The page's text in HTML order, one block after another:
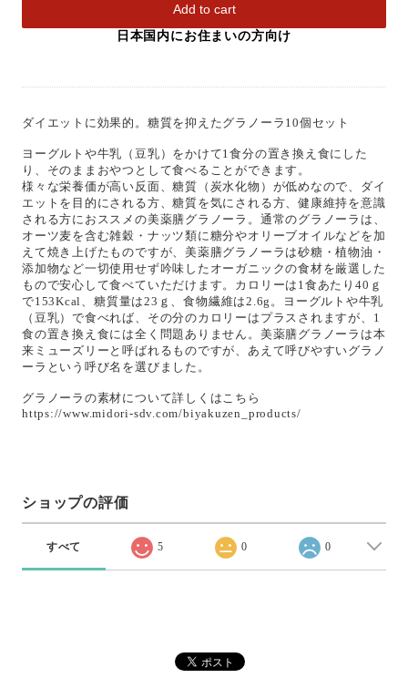
Add to cart
日本国内にお住まいの方向け
ダイエットに効果的。糖質を抑えたグラノーラ10個セット
ヨーグルトや牛乳（豆乳）をかけて1食分の置き換え食にした
り、そのままおやつとして食べることができます。
様々な栄養価が高い反面、糖質（炭水化物）が低めなので、ダイ
エットを目的にされる方、糖質を気にされる方、健康維持を意識
される方におススメの美薬膳グラノーラ。通常のグラノーラは、
オーツ麦を含む雑穀・ナッツ類に糖分やオリーブオイルなどを加
えて焼き上げたものですが、美薬膳グラノーラは砂糖・植物油・
添加物など一切使用せず吟味したオーガニックの食材を厳選した
もので安心して食べていただけます。カロリーは1食あたり40ｇ
で153Kcal、糖質量は23ｇ、食物繊維は2.6g。ヨーグルトや牛乳
（豆乳）で食べれば、その分のカロリーはプラスされますが、1
食の置き換え食には全く問題ありません。美薬膳グラノーラは本
来ミューズリーと呼ばれるものですが、あえて呼びやすいグラノ
ーラという呼び名を選びました。
グラノーラの素材について詳しくはこちら
https://www.midori-sdv.com/biyakuzen_products/
ショップの評価
すべて 5 0 0